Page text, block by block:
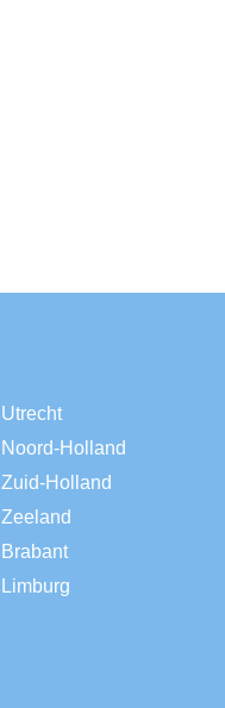
Utrecht
Noord-Holland
Zuid-Holland
Zeeland
Brabant
Limburg